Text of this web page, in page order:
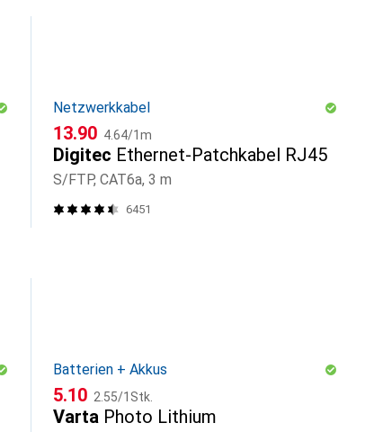
Netzwerkkabel
CHF
13.90 CHF
4.64/1m
Digitec Ethernet-Patchkabel RJ45
S/FTP, CAT6a, 3 m
6451
Batterien + Akkus
CHF
5.10 CHF
2.55/1Stk.
Varta Photo Lithium